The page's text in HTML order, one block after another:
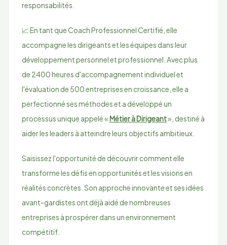
responsabilités.
📈 En tant que Coach Professionnel Certifié, elle
accompagne les dirigeants et les équipes dans leur
développement personnel et professionnel. Avec plus
de 2400 heures d'accompagnement individuel et
l'évaluation de 500 entreprises en croissance, elle a
perfectionné ses méthodes et a développé un
processus unique appelé « Métier à Dirigeant», destiné à
aider les leaders à atteindre leurs objectifs ambitieux.
Saisissez l'opportunité de découvrir comment elle
transforme les défis en opportunités et les visions en
réalités concrètes. Son approche innovante et ses idées
avant-gardistes ont déjà aidé de nombreuses
entreprises à prospérer dans un environnement
compétitif.